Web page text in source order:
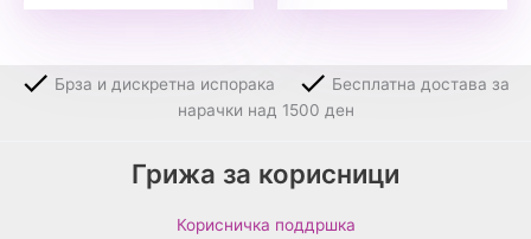
Брза и дискретна испорака
Бесплатна достава за
нарачки над 1500 ден
Грижа за корисници
Корисничка поддршка